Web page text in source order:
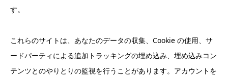
す。
これらのサイトは、あなたのデータの収集、Cookie の使用、サ
ードパーティによる追加トラッキングの埋め込み、埋め込みコン
テンツとのやりとりの監視を行うことがあります。アカウントを